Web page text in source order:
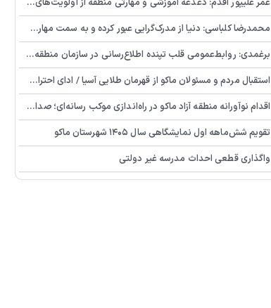
عمر علیپور اقدم: دغدغه آموزشی و مهارتی منطقه از اولویت‌های اصلی ماست
محمدرضا کلباسی: دنیا از مدرک‌گرایی عبور کرده و به سمت مهارت حرکت می‌کند
برغمدی: روابط‌عمومی قلب تپنده اطلاع‌رسانی در سازمان منطقه آزاد ماکو است
استقبال مردم و مسئولان ماکو از قهرمان طلایی آسیا / ادای احترام ابوالفضل پیشه‌ور به شهدای گمنام
اقدام نوآورانه منطقه آزاد ماکو در راه‌اندازی موکب رسانه‌ای؛ صدای مردم از دل تجمعات طنین‌انداز شد
تقویم شش‌ماهه اول نمایشگاهی سال ۱۴۰۵ شهرستان ماکو
واگذاری قطعی احداث مدرسه غیر دولتی